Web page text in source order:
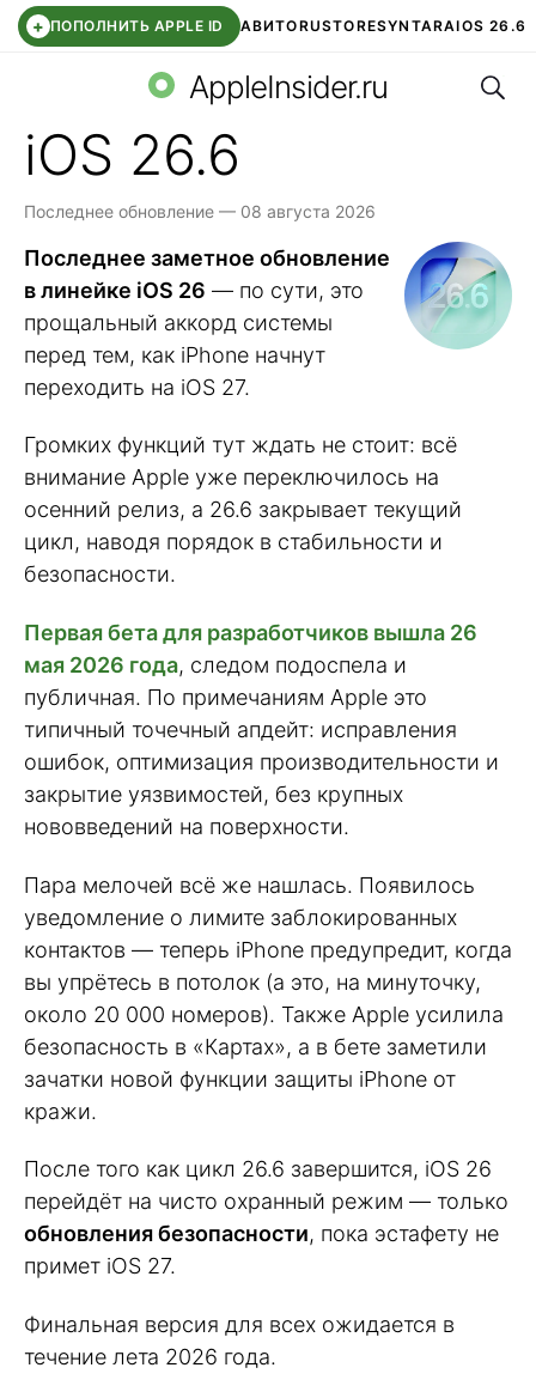
+ ПОПОЛНИТЬ APPLE ID АВИТОRUSTORESYNTARAIOS 26.6
СБЕР КИДС ЧАТ ROBLOXВТБ ОНЛАЙН
AppleInsider.ru
iOS 26.6
Последнее обновление — 08 августа 2026
Последнее заметное обновление
в линейке iOS 26 — по сути, это
прощальный аккорд системы
перед тем, как iPhone начнут
переходить на iOS 27.
Громких функций тут ждать не стоит: всё
внимание Apple уже переключилось на
осенний релиз, а 26.6 закрывает текущий
цикл, наводя порядок в стабильности и
безопасности.
Первая бета для разработчиков вышла 26
мая 2026 года, следом подоспела и
публичная. По примечаниям Apple это
типичный точечный апдейт: исправления
ошибок, оптимизация производительности и
закрытие уязвимостей, без крупных
нововведений на поверхности.
Пара мелочей всё же нашлась. Появилось
уведомление о лимите заблокированных
контактов — теперь iPhone предупредит, когда
вы упрётесь в потолок (а это, на минуточку,
около 20 000 номеров). Также Apple усилила
безопасность в «Картах», а в бете заметили
зачатки новой функции защиты iPhone от
кражи.
После того как цикл 26.6 завершится, iOS 26
перейдёт на чисто охранный режим — только
обновления безопасности, пока эстафету не
примет iOS 27.
Финальная версия для всех ожидается в
течение лета 2026 года.